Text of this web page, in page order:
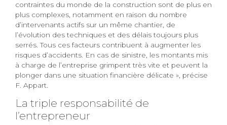
contraintes du monde de la construction sont de plus en
plus complexes, notamment en raison du nombre
d’intervenants actifs sur un même chantier, de
l’évolution des techniques et des délais toujours plus
serrés. Tous ces facteurs contribuent à augmenter les
risques d’accidents. En cas de sinistre, les montants mis
à charge de l’entreprise grimpent très vite et peuvent la
plonger dans une situation financière délicate », précise
F. Appart.
La triple responsabilité de
l’entrepreneur